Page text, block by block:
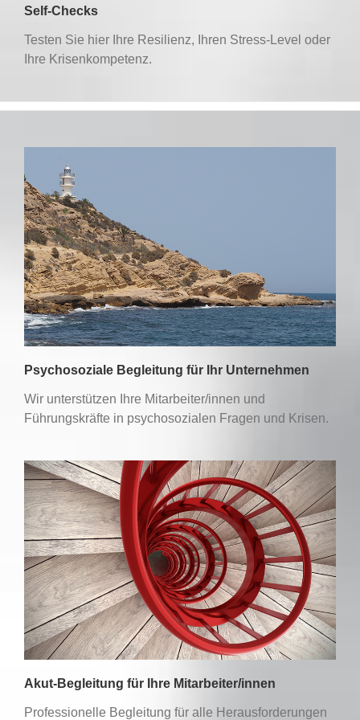
Self-Checks
Testen Sie hier Ihre Resilienz, Ihren Stress-Level oder
Ihre Krisenkompetenz.
Psychosoziale Begleitung für Ihr Unternehmen
Wir unterstützen Ihre Mitarbeiter/innen und
Führungskräfte in psychosozialen Fragen und Krisen.
Akut-Begleitung für Ihre Mitarbeiter/innen
Professionelle Begleitung für alle Herausforderungen